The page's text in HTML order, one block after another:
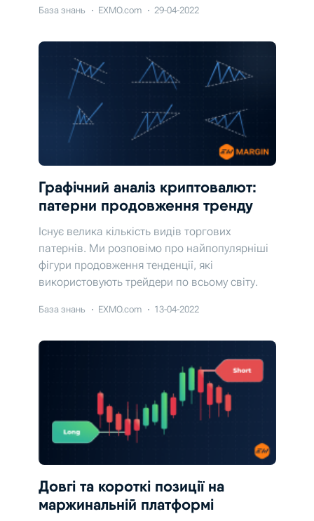
База знань EXMO.com 29-04-2022
Графічний аналіз криптовалют:
патерни продовження тренду
Існує велика кількість видів торгових
патернів. Ми розповімо про найпопулярніші
фігури продовження тенденції, які
використовують трейдери по всьому світу.
База знань EXMO.com 13-04-2022
Довгі та короткі позиції на
маржинальній платформі